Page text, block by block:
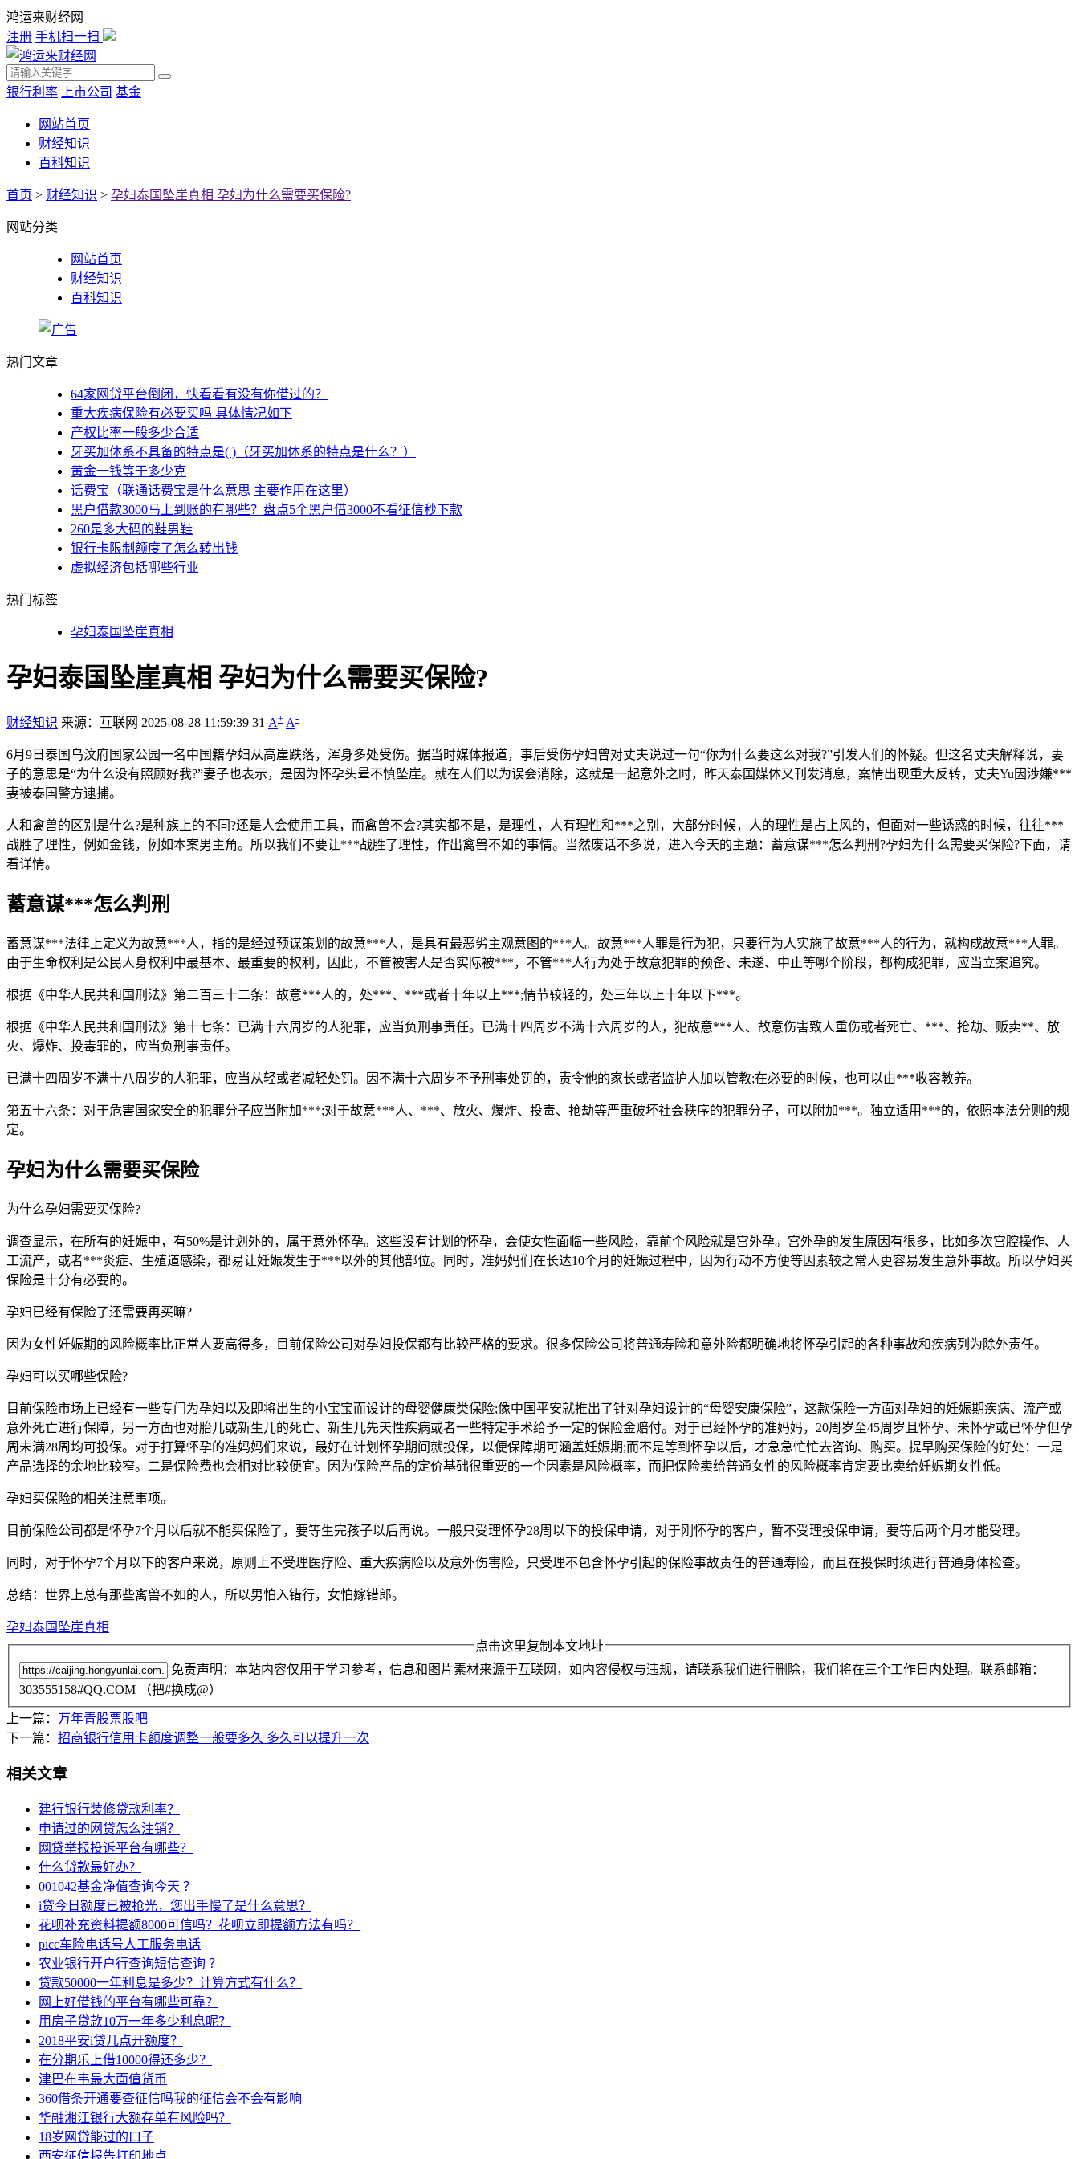
鸿运来财经网
注册 手机扫一扫
银行利率 上市公司 基金
网站首页
财经知识
百科知识
首页 > 财经知识 > 孕妇泰国坠崖真相 孕妇为什么需要买保险?
网站分类
网站首页
财经知识
百科知识
热门文章
64家网贷平台倒闭，快看看有没有你借过的？
重大疾病保险有必要买吗 具体情况如下
产权比率一般多少合适
牙买加体系不具备的特点是( )（牙买加体系的特点是什么？）
黄金一钱等于多少克
话费宝（联通话费宝是什么意思 主要作用在这里）
黑户借款3000马上到账的有哪些？盘点5个黑户借3000不看征信秒下款
260是多大码的鞋男鞋
银行卡限制额度了怎么转出钱
虚拟经济包括哪些行业
热门标签
孕妇泰国坠崖真相
孕妇泰国坠崖真相 孕妇为什么需要买保险?
财经知识 来源：互联网 2025-08-28 11:59:39 31 A+ A-
6月9日泰国乌汶府国家公园一名中国籍孕妇从高崖跌落，浑身多处受伤。据当时媒体报道，事后受伤孕妇曾对丈夫说过一句“你为什么要这么对我?”引发人们的怀疑。但这名丈夫解释说，妻
子的意思是“为什么没有照顾好我?”妻子也表示，是因为怀孕头晕不慎坠崖。就在人们以为误会消除，这就是一起意外之时，昨天泰国媒体又刊发消息，案情出现重大反转，丈夫Yu因涉嫌***
妻被泰国警方逮捕。
人和禽兽的区别是什么?是种族上的不同?还是人会使用工具，而禽兽不会?其实都不是，是理性，人有理性和***之别，大部分时候，人的理性是占上风的，但面对一些诱惑的时候，往往***
战胜了理性，例如金钱，例如本案男主角。所以我们不要让***战胜了理性，作出禽兽不如的事情。当然废话不多说，进入今天的主题：蓄意谋***怎么判刑?孕妇为什么需要买保险?下面，请
看详情。
蓄意谋***怎么判刑
蓄意谋***法律上定义为故意***人，指的是经过预谋策划的故意***人，是具有最恶劣主观意图的***人。故意***人罪是行为犯，只要行为人实施了故意***人的行为，就构成故意***人罪。
由于生命权利是公民人身权利中最基本、最重要的权利，因此，不管被害人是否实际被***，不管***人行为处于故意犯罪的预备、未遂、中止等哪个阶段，都构成犯罪，应当立案追究。
根据《中华人民共和国刑法》第二百三十二条：故意***人的，处***、***或者十年以上***;情节较轻的，处三年以上十年以下***。
根据《中华人民共和国刑法》第十七条：已满十六周岁的人犯罪，应当负刑事责任。已满十四周岁不满十六周岁的人，犯故意***人、故意伤害致人重伤或者死亡、***、抢劫、贩卖**、放
火、爆炸、投毒罪的，应当负刑事责任。
已满十四周岁不满十八周岁的人犯罪，应当从轻或者减轻处罚。因不满十六周岁不予刑事处罚的，责令他的家长或者监护人加以管教;在必要的时候，也可以由***收容教养。
第五十六条：对于危害国家安全的犯罪分子应当附加***;对于故意***人、***、放火、爆炸、投毒、抢劫等严重破坏社会秩序的犯罪分子，可以附加***。独立适用***的，依照本法分则的规
定。
孕妇为什么需要买保险
为什么孕妇需要买保险?
调查显示，在所有的妊娠中，有50%是计划外的，属于意外怀孕。这些没有计划的怀孕，会使女性面临一些风险，靠前个风险就是宫外孕。宫外孕的发生原因有很多，比如多次宫腔操作、人
工流产，或者***炎症、生殖道感染，都易让妊娠发生于***以外的其他部位。同时，准妈妈们在长达10个月的妊娠过程中，因为行动不方便等因素较之常人更容易发生意外事故。所以孕妇买
保险是十分有必要的。
孕妇已经有保险了还需要再买嘛?
因为女性妊娠期的风险概率比正常人要高得多，目前保险公司对孕妇投保都有比较严格的要求。很多保险公司将普通寿险和意外险都明确地将怀孕引起的各种事故和疾病列为除外责任。
孕妇可以买哪些保险?
目前保险市场上已经有一些专门为孕妇以及即将出生的小宝宝而设计的母婴健康类保险;像中国平安就推出了针对孕妇设计的“母婴安康保险”，这款保险一方面对孕妇的妊娠期疾病、流产或
意外死亡进行保障，另一方面也对胎儿或新生儿的死亡、新生儿先天性疾病或者一些特定手术给予一定的保险金赔付。对于已经怀孕的准妈妈，20周岁至45周岁且怀孕、未怀孕或已怀孕但孕
周未满28周均可投保。对于打算怀孕的准妈妈们来说，最好在计划怀孕期间就投保，以便保障期可涵盖妊娠期;而不是等到怀孕以后，才急急忙忙去咨询、购买。提早购买保险的好处：一是
产品选择的余地比较窄。二是保险费也会相对比较便宜。因为保险产品的定价基础很重要的一个因素是风险概率，而把保险卖给普通女性的风险概率肯定要比卖给妊娠期女性低。
孕妇买保险的相关注意事项。
目前保险公司都是怀孕7个月以后就不能买保险了，要等生完孩子以后再说。一般只受理怀孕28周以下的投保申请，对于刚怀孕的客户，暂不受理投保申请，要等后两个月才能受理。
同时，对于怀孕7个月以下的客户来说，原则上不受理医疗险、重大疾病险以及意外伤害险，只受理不包含怀孕引起的保险事故责任的普通寿险，而且在投保时须进行普通身体检查。
总结：世界上总有那些禽兽不如的人，所以男怕入错行，女怕嫁错郎。
孕妇泰国坠崖真相
点击这里复制本文地址
免责声明：本站内容仅用于学习参考，信息和图片素材来源于互联网，如内容侵权与违规，请联系我们进行删除，我们将在三个工作日内处理。联系邮箱：
303555158#QQ.COM （把#换成@）
上一篇： 万年青股票股吧
下一篇： 招商银行信用卡额度调整一般要多久 多久可以提升一次
相关文章
建行银行装修贷款利率？
申请过的网贷怎么注销？
网贷举报投诉平台有哪些？
什么贷款最好办？
001042基金净值查询今天 ？
i贷今日额度已被抢光，您出手慢了是什么意思？
花呗补充资料提额8000可信吗？花呗立即提额方法有吗？
picc车险电话号人工服务电话
农业银行开户行查询短信查询 ？
贷款50000一年利息是多少？计算方式有什么？
网上好借钱的平台有哪些可靠？
用房子贷款10万一年多少利息呢？
2018平安i贷几点开额度？
在分期乐上借10000得还多少？
津巴布韦最大面值货币
360借条开通要查征信吗我的征信会不会有影响
华融湘江银行大额存单有风险吗？
18岁网贷能过的口子
西安征信报告打印地点